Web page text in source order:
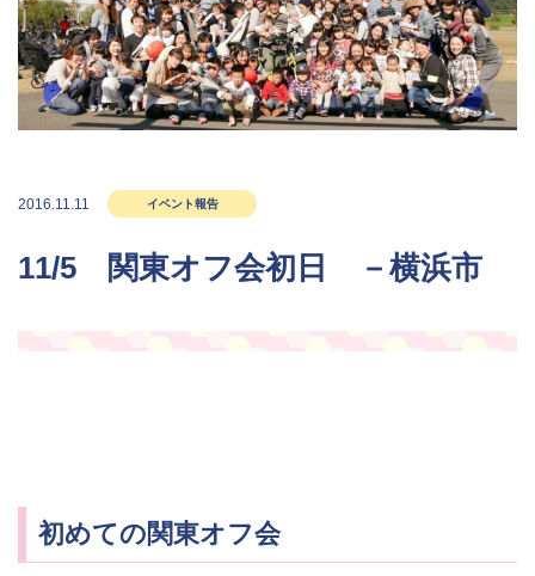
2016.11.11 イベント報告
11/5 関東オフ会初日 －横浜市
初めての関東オフ会